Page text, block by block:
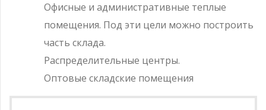
Офисные и административные теплые
помещения. Под эти цели можно построить
часть склада.
Распределительные центры.
Оптовые складские помещения